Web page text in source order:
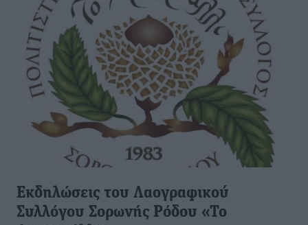
Εκδηλώσεις του Λαογραφικού
Συλλόγου Σορωνής Ρόδου «Το